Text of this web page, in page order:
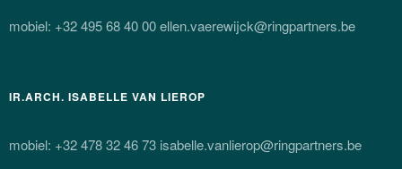
mobiel: +32 495 68 40 00 ellen.vaerewijck@ringpartners.be
IR.ARCH. ISABELLE VAN LIEROP
mobiel: +32 478 32 46 73 isabelle.vanlierop@ringpartners.be